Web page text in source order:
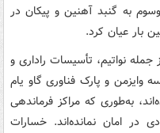
به گنبد آهنین و پیکان در
بار عیان کرد.
نواتیم، تأسیسات راداری و
وایزمن و پارک فناوری گاو یام
به‌طوری که مراکز فرماندهی
در امان نمانده‌اند. خسارات